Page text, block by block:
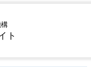
ト
しん対策・ガイドラ